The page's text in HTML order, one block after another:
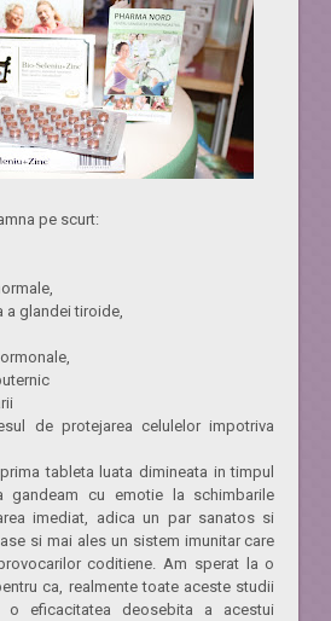
pe scurt:
a glandei tiroide,
de protejarea celulelor impotriva
tableta luata dimineata in timpul
cu emotie la schimbarile
imediat, adica un par sanatos si
si mai ales un sistem imunitar care
coditiene. Am sperat la o
ca, realmente toate aceste studii
o eficacitatea deosebita a acestui